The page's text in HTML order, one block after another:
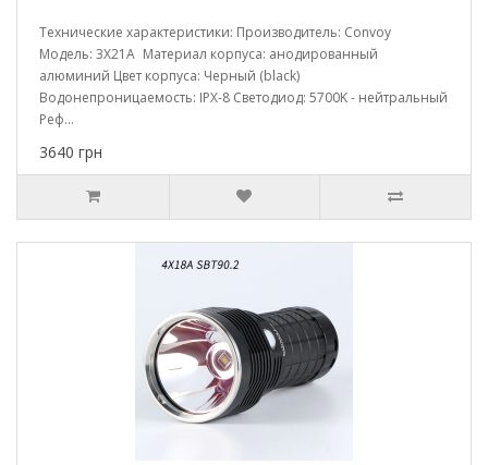
Технические характеристики: Производитель: Convoy
Модель: 3X21A Материал корпуса: анодированный
алюминий Цвет корпуса: Черный (black)
Водонепроницаемость: IPX-8 Светодиод: 5700K - нейтральный
Реф...
3640 грн